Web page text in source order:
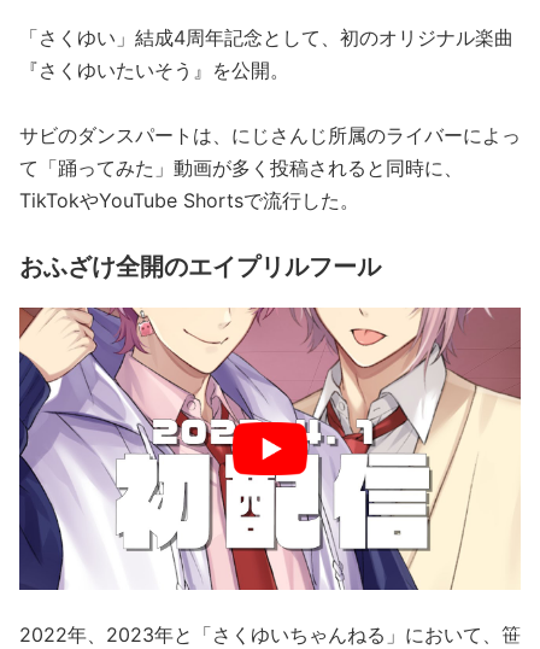
「さくゆい」結成4周年記念として、初のオリジナル楽曲
『さくゆいたいそう』を公開。
サビのダンスパートは、にじさんじ所属のライバーによっ
て「踊ってみた」動画が多く投稿されると同時に、
TikTokやYouTube Shortsで流行した。
おふざけ全開のエイプリルフール
2022年、2023年と「さくゆいちゃんねる」において、笹